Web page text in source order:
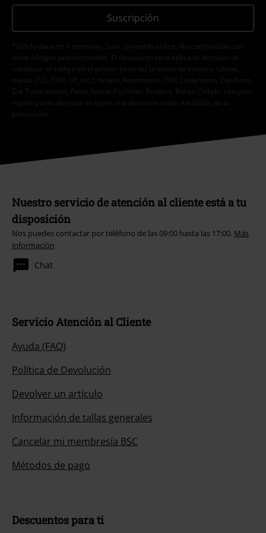
Suscripción
*Válido durante 4 semanas. Solo canjeable online. No combinable con
otros códigos promocionales. El descuento será aplicado después de
introducir el código en el primer paso del proceso de compra. Libros,
media (CD, DVD, LP, etc.), tickets, Rammstein, (Till) Lindemann, Die Ärzte,
Die Toten Hosen, Feine Sahne Fischfilet, Broilers, Böhse Onkelz, cheques-
regalo y artículos que incluyen una donación están excluidos de la
promoción.
Nuestro servicio de atención al cliente está a tu
disposición
Nos puedes contactar por teléfono de las 09:00 hasta las 17:00. Más
información
Chat
Servicio Atención al Cliente
Ayuda (FAQ)
Política de Devolución
Devolver un artículo
Información de tallas generales
Cancelar mi membresía BSC
Métodos de pago
Descuentos para ti